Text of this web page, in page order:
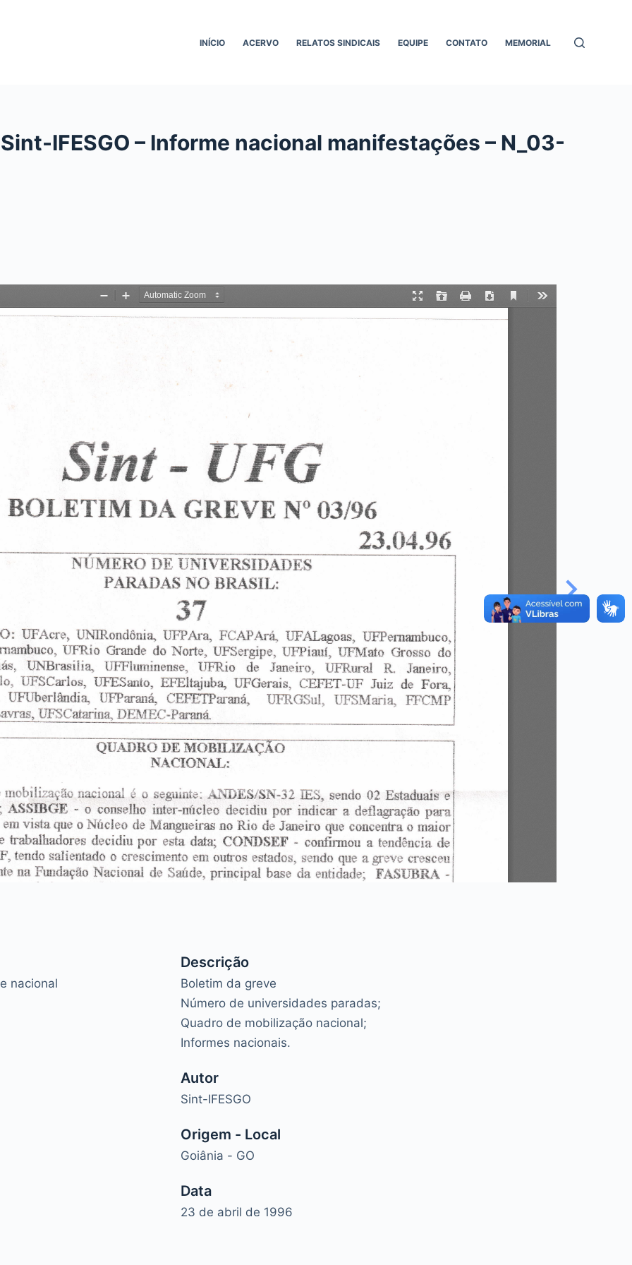
INÍCIO ACERVO RELATOS SINDICAIS EQUIPE CONTATO MEMORIAL
IFESGO – Informe nacional manifestações – N_03-
nacional
Descrição
Boletim da greve
Número de universidades paradas;
Quadro de mobilização nacional;
Informes nacionais.
Autor
Sint-IFESGO
Origem - Local
Goiânia - GO
Data
23 de abril de 1996